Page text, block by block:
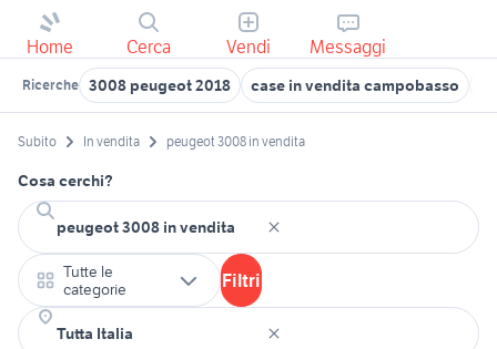
Home Cerca Vendi Messaggi
Ricerche 3008 peugeot 2018 case in vendita campobasso
Subito In vendita peugeot 3008 in vendita
Cosa cerchi?
Tutte le
categorie
Filtri